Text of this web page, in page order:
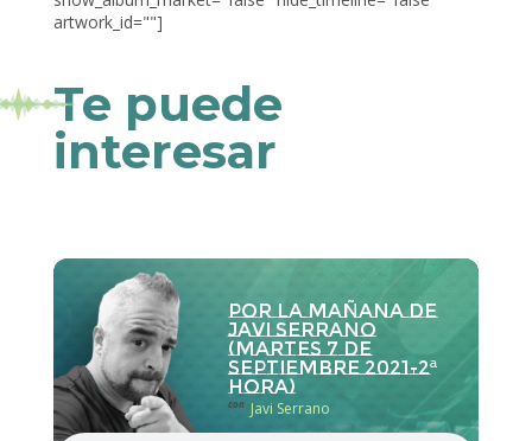
artwork_id=""]
Te puede
interesar
Por la Mañana de
Javi Serrano
(martes 7 de
septiembre 2021-2ª
hora)
con Javi Serrano